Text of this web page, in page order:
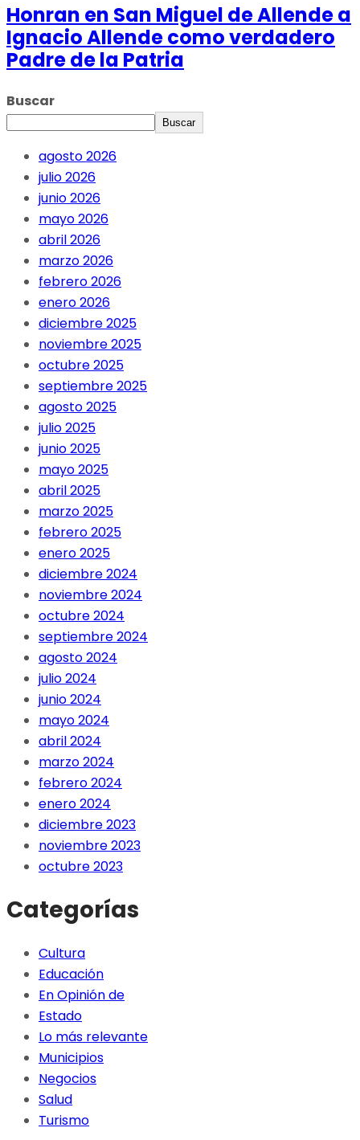
Honran en San Miguel de Allende a
Ignacio Allende como verdadero
Padre de la Patria
Buscar
Buscar
agosto 2026
julio 2026
junio 2026
mayo 2026
abril 2026
marzo 2026
febrero 2026
enero 2026
diciembre 2025
noviembre 2025
octubre 2025
septiembre 2025
agosto 2025
julio 2025
junio 2025
mayo 2025
abril 2025
marzo 2025
febrero 2025
enero 2025
diciembre 2024
noviembre 2024
octubre 2024
septiembre 2024
agosto 2024
julio 2024
junio 2024
mayo 2024
abril 2024
marzo 2024
febrero 2024
enero 2024
diciembre 2023
noviembre 2023
octubre 2023
Categorías
Cultura
Educación
En Opinión de
Estado
Lo más relevante
Municipios
Negocios
Salud
Turismo